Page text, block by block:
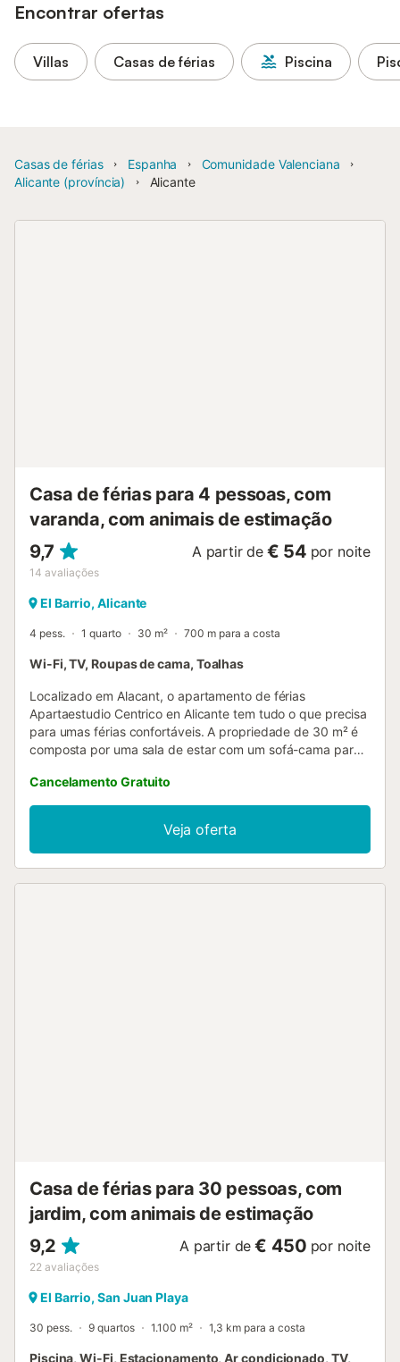
Encontrar ofertas
Villas Casas de férias Piscina
Casas de férias Espanha
Comunidade Valenciana
Alicante (província)
Alicante
Casa de férias para 4 pessoas, com
varanda, com animais de estimação
9,7
14 avaliações
A partir de € 54 por noite
El Barrio, Alicante
4 pess. 1 quarto 30 m² 700 m para a costa
Wi-Fi, TV, Roupas de cama, Toalhas
Localizado em Alacant, o apartamento de férias
Apartaestudio Centrico en Alicante tem tudo o que precisa
para umas férias confortáveis. A propriedade de 30 m² é
composta por uma sala de estar com um sofá-cama para
acomodar 4 pessoas. As comodidades adicionais incluem
Wi-Fi, uma televisão, bem como toalhas de praia/piscina.
Este alojamento não dispõe de: ar condicionado. O edifício
em que o alojamento está localizado tem um elevador.
Este aluguer de férias dispõe de uma varanda privada
Cancelamento Gratuito
Veja oferta
Casa de férias para 30 pessoas, com
jardim, com animais de estimação
9,2
22 avaliações
A partir de € 450 por noite
El Barrio, San Juan Playa
30 pess. 9 quartos 1.100 m² 1,3 km para a costa
Piscina, Wi-Fi, Estacionamento, Ar condicionado, TV,